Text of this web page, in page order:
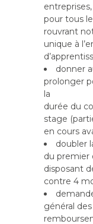
pour tous
rouvrant
unique à
donner
prolonger
la
durée du
stage
en cours
doubler
du premier
disposant
contre 4
général